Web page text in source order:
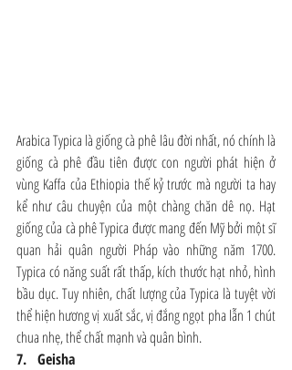
Arabica Typica là giống cà phê lâu đời nhất, nó chính là
giống cà phê đầu tiên được con người phát hiện ở
vùng Kaffa của Ethiopia thế kỷ trước mà người ta hay
kể như câu chuyện của một chàng chăn dê nọ. Hạt
giống của cà phê Typica được mang đến Mỹ bởi một sĩ
quan hải quân người Pháp vào những năm 1700.
Typica có năng suất rất thấp, kích thước hạt nhỏ, hình
bầu dục. Tuy nhiên, chất lượng của Typica là tuyệt vời
thể hiện hương vị xuất sắc, vị đắng ngọt pha lẫn 1 chút
chua nhẹ, thể chất mạnh và quân bình.
7.   Geisha